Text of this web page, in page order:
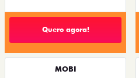
Quero agora!
MOBI